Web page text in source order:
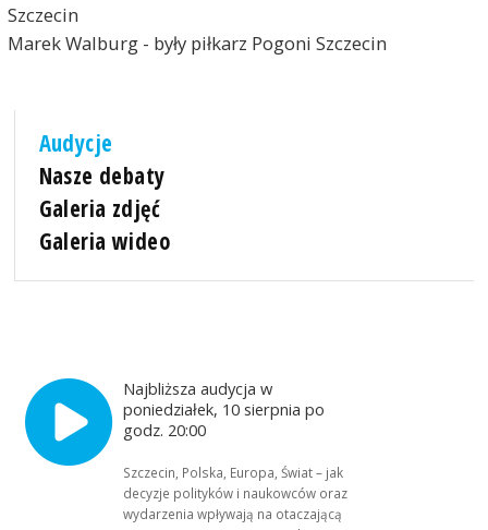
Szczecin
Marek Walburg - były piłkarz Pogoni Szczecin
Audycje
Nasze debaty
Galeria zdjęć
Galeria wideo
Najbliższa audycja w
poniedziałek, 10 sierpnia po
godz. 20:00
Szczecin, Polska, Europa, Świat – jak
decyzje polityków i naukowców oraz
wydarzenia wpływają na otaczającą